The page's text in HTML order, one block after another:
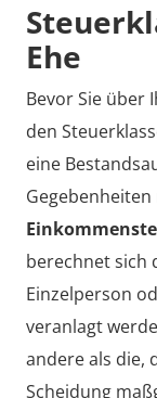
Ehe
Bevor Sie über
den
eine
berechnet sich
Einzelperson
veranlagt
andere als die,
Scheidung